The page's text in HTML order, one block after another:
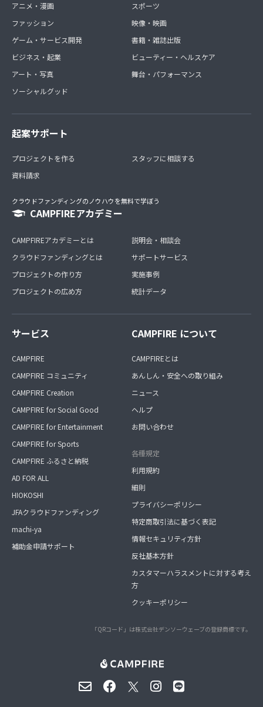
アニメ・漫画
ファッション
ゲーム・サービス開発
ビジネス・起業
アート・写真
ソーシャルグッド
スポーツ
映像・映画
書籍・雑誌出版
ビューティー・ヘルスケア
舞台・パフォーマンス
起案サポート
プロジェクトを作る
資料請求
スタッフに相談する
クラウドファンディングのノウハウを無料で学ぼう
CAMPFIREアカデミー
CAMPFIREアカデミーとは
クラウドファンディングとは
プロジェクトの作り方
プロジェクトの広め方
説明会・相談会
サポートサービス
実施事例
統計データ
サービス
CAMPFIRE
CAMPFIRE コミュニティ
CAMPFIRE Creation
CAMPFIRE for Social Good
CAMPFIRE for Entertainment
CAMPFIRE for Sports
CAMPFIRE ふるさと納税
AD FOR ALL
HIOKOSHI
JFAクラウドファンディング
machi-ya
補助金申請サポート
CAMPFIRE について
CAMPFIREとは
あんしん・安全への取り組み
ニュース
ヘルプ
お問い合わせ
各種規定
利用規約
細則
プライバシーポリシー
特定商取引法に基づく表記
情報セキュリティ方針
反社基本方針
カスタマーハラスメントに対する考え
方
クッキーポリシー
「QRコード」は株式会社デンソーウェーブの登録商標です。